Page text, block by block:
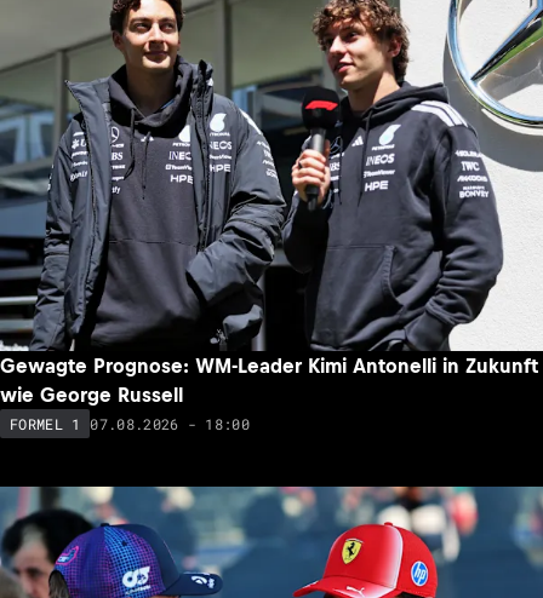
Gewagte Prognose: WM-Leader Kimi Antonelli in Zukunft
wie George Russell
FORMEL 1 07.08.2026 - 18:00